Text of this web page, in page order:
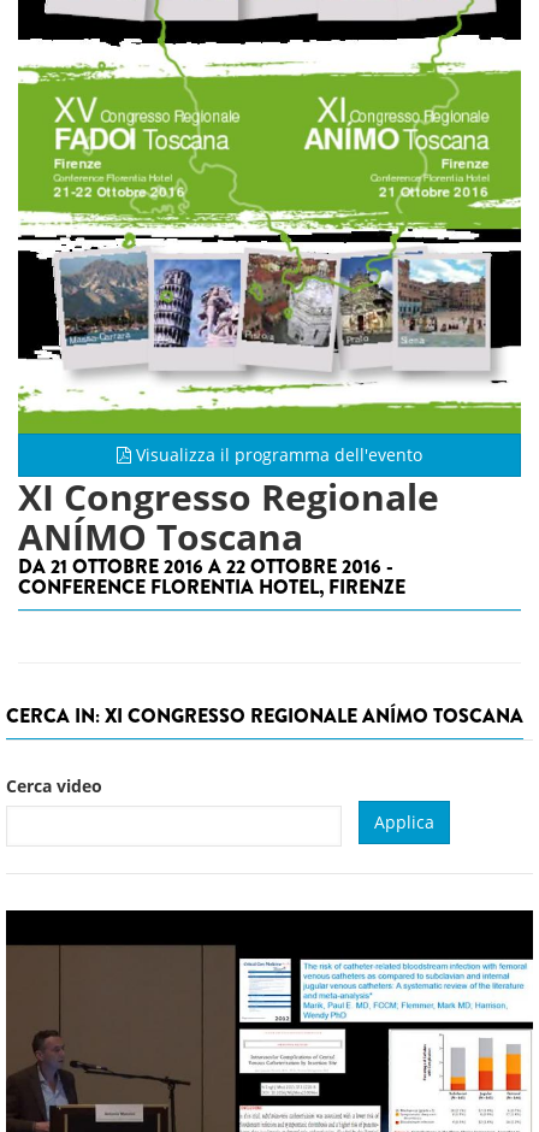
Visualizza il programma dell'evento
XI Congresso Regionale
ANÍMO Toscana
DA 21 OTTOBRE 2016 A 22 OTTOBRE 2016 -
CONFERENCE FLORENTIA HOTEL, FIRENZE
CERCA IN: XI CONGRESSO REGIONALE ANÍMO TOSCANA
Cerca video